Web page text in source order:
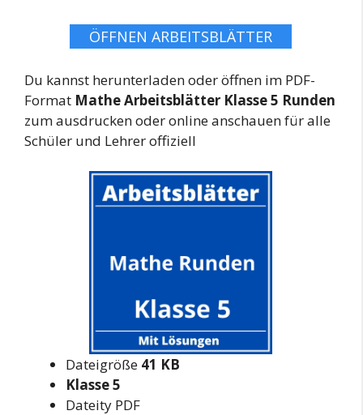
ÖFFNEN ARBEITSBLÄTTER
Du kannst herunterladen oder öffnen im PDF-
Format Mathe Arbeitsblätter Klasse 5 Runden
zum ausdrucken oder online anschauen für alle
Schüler und Lehrer offiziell
Dateigröße 41 KB
Klasse 5
Dateity PDF